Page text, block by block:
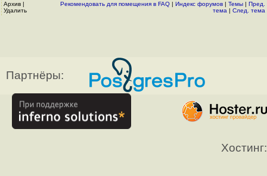
Архив |
Удалить
Рекомендовать для помещения в FAQ | Индекс форумов | Темы | Пред.
тема | След. тема
Партнёры:
Хостинг: